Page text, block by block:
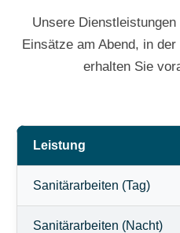
Unsere
Einsätze am Abend, in
erhalten Sie
Leistung
Sanitärarbeiten (Tag)
Sanitärarbeiten (Nacht)